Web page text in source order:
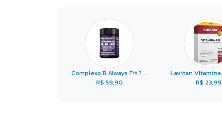
Complexo B Always Fit ? ...
R$ 59,90
Lavitan Vitamina
R$ 23,99